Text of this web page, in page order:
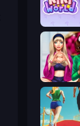
KiKi World